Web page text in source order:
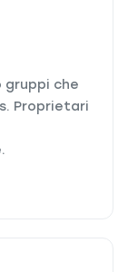
gruppi che
Proprietari